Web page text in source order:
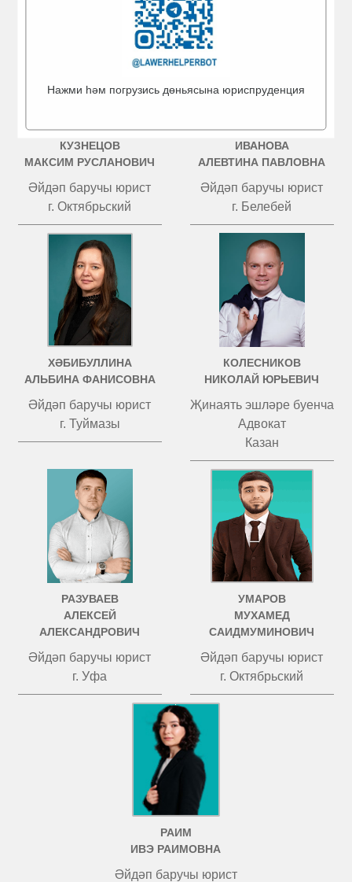
КУЗНЕЦОВ
МАКСИМ РУСЛАНОВИЧ
Әйдәп баручы юрист
г. Октябрьский
ИВАНОВА
АЛЕВТИНА ПАВЛОВНА
Әйдәп баручы юрист
г. Белебей
ХӘБИБУЛЛИНА
АЛЬБИНА ФАНИСОВНА
Әйдәп баручы юрист
г. Туймазы
КОЛЕСНИКОВ
НИКОЛАЙ ЮРЬЕВИЧ
Җинаять эшләре буенча
Адвокат
Казан
РАЗУВАЕВ
АЛЕКСЕЙ
АЛЕКСАНДРОВИЧ
Әйдәп баручы юрист
г. Уфа
УМАРОВ
МУХАМЕД
САИДМУМИНОВИЧ
Әйдәп баручы юрист
г. Октябрьский
РАИМ
ИВЭ РАИМОВНА
Әйдәп баручы юрист
Нажми һәм погрузись дөньясына юриспруденция